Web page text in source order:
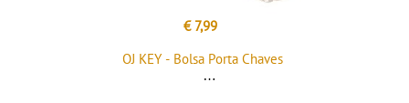
€ 7,99
OJ KEY - Bolsa Porta Chaves